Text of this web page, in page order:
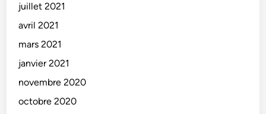
juillet 2021
avril 2021
mars 2021
janvier 2021
novembre 2020
octobre 2020